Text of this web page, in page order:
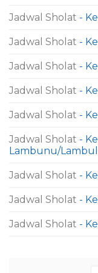
Jadwal Sholat -
Jadwal Sholat -
Jadwal Sholat -
Jadwal Sholat -
Jadwal Sholat -
Jadwal Sholat -
Lambunu/
Jadwal Sholat -
Jadwal Sholat -
Jadwal Sholat -